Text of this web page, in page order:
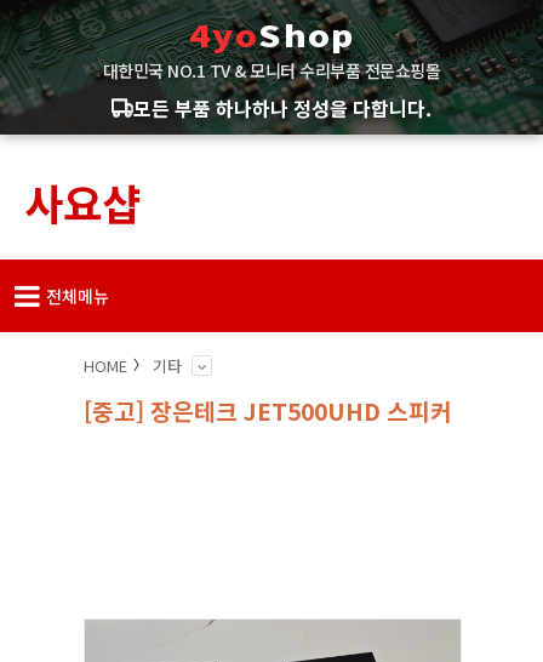
4yoShop
대한민국 NO.1 TV & 모니터 수리부품 전문쇼핑몰
모든 부품 하나하나 정성을 다합니다.
사요샵
전체메뉴
HOME 기타
[중고] 장은테크 JET500UHD 스피커